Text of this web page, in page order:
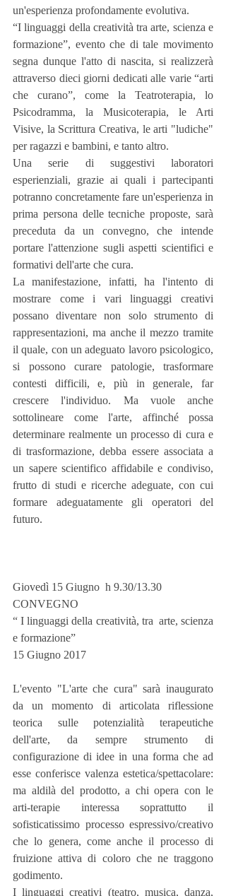
un'esperienza profondamente evolutiva.
“I linguaggi della creatività tra arte, scienza e
formazione”, evento che di tale movimento
segna dunque l'atto di nascita, si realizzerà
attraverso dieci giorni dedicati alle varie “arti
che curano”, come la Teatroterapia, lo
Psicodramma, la Musicoterapia, le Arti
Visive, la Scrittura Creativa, le arti "ludiche"
per ragazzi e bambini, e tanto altro.
Una serie di suggestivi laboratori
esperienziali, grazie ai quali i partecipanti
potranno concretamente fare un'esperienza in
prima persona delle tecniche proposte, sarà
preceduta da un convegno, che intende
portare l'attenzione sugli aspetti scientifici e
formativi dell'arte che cura.
La manifestazione, infatti, ha l'intento di
mostrare come i vari linguaggi creativi
possano diventare non solo strumento di
rappresentazioni, ma anche il mezzo tramite
il quale, con un adeguato lavoro psicologico,
si possono curare patologie, trasformare
contesti difficili, e, più in generale, far
crescere l'individuo. Ma vuole anche
sottolineare come l'arte, affinché possa
determinare realmente un processo di cura e
di trasformazione, debba essere associata a
un sapere scientifico affidabile e condiviso,
frutto di studi e ricerche adeguate, con cui
formare adeguatamente gli operatori del
futuro.
Giovedì 15 Giugno  h 9.30/13.30
CONVEGNO
“ I linguaggi della creatività, tra  arte, scienza
e formazione”
15 Giugno 2017
L'evento "L'arte che cura" sarà inaugurato
da un momento di articolata riflessione
teorica sulle potenzialità terapeutiche
dell'arte, da sempre strumento di
configurazione di idee in una forma che ad
esse conferisce valenza estetica/spettacolare:
ma aldilà del prodotto, a chi opera con le
arti-terapie interessa soprattutto il
sofisticatissimo processo espressivo/creativo
che lo genera, come anche il processo di
fruizione attiva di coloro che ne traggono
godimento.
I linguaggi creativi (teatro, musica, danza,